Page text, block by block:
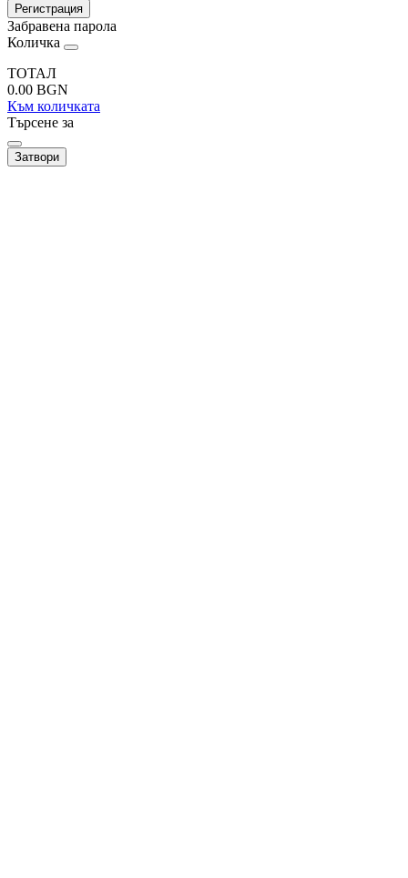
Регистрация
Забравена парола
Количка
ТОТАЛ
0.00 BGN
Към количката
Търсене за
Затвори